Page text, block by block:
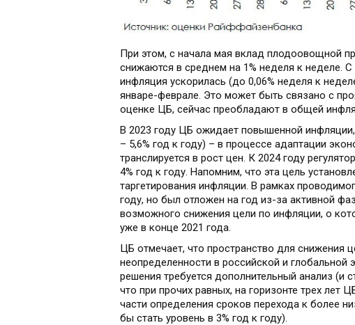
При этом, с начала мая вклад плодоовощной
снижаются в среднем на 1% неделя к неделе.
инфляция ускорилась (до 0,06% неделя к
январе-феврале. Это может быть связано с
оценке ЦБ, сейчас преобладают в общей
В 2023 году ЦБ ожидает повышенной
– 5,6% год к году) – в процессе адаптации
транслируется в рост цен. К 2024 году
4% год к году. Напомним, что эта цель
таргетирования инфляции. В рамках
году, но был отложен на год из-за активной
возможного снижения цели по инфляции, о
уже в конце 2021 года.
ЦБ отмечает, что пространство для снижения
неопределенности в российской и
решения требуется дополнительный анализ (и
что при прочих равных, на горизонте трех лет
части определения сроков перехода к более
бы стать уровень в 3% год к году).